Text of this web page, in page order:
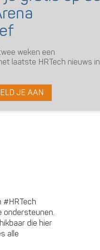
verschoven
manier kunt
een kick-
een
#HRTech
ondersteunen.
die hier
alle
weken een
laatste HRTech nieuws in
JE AAN